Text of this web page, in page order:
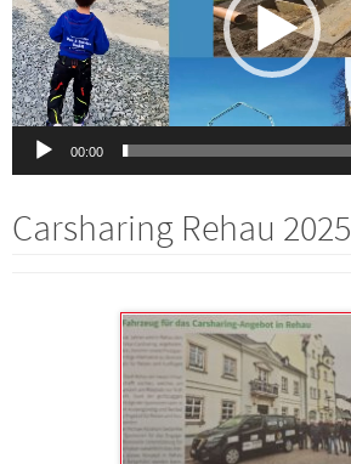
00:00
Carsharing Rehau 2025